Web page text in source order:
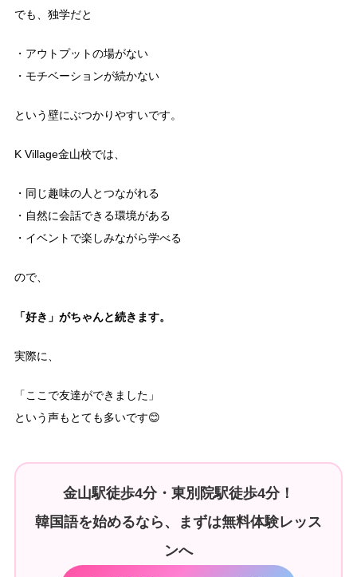
でも、独学だと
・アウトプットの場がない
・モチベーションが続かない
という壁にぶつかりやすいです。
K Village金山校では、
・同じ趣味の人とつながれる
・自然に会話できる環境がある
・イベントで楽しみながら学べる
ので、
「好き」がちゃんと続きます。
実際に、
「ここで友達ができました」
という声もとても多いです😊
金山駅徒歩4分・東別院駅徒歩4分！
韓国語を始めるなら、まずは無料体験レッス
ンへ